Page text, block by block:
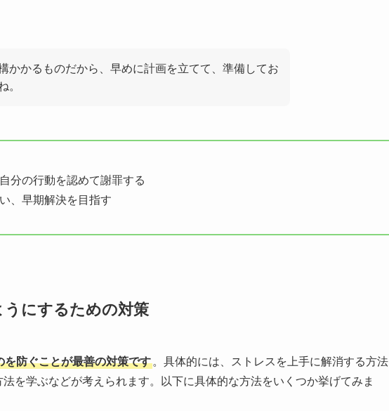
かかるものだから、早めに計画を立てて、準備してお
。
分の行動を認めて謝罪する
、早期解決を目指す
にするための対策
を防ぐことが最善の対策です 。具体的には、ストレスを上手に解消する方法
を学ぶなどが考えられます。以下に具体的な方法をいくつか挙げてみま